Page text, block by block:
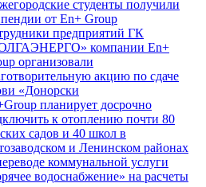
студенты получили
от En+ Group
предприятий ГК
компании En+
организовали
акцию по сдаче
«Донорски
планирует досрочно
к отоплению почти 80
садов и 40 школ в
и Ленинском районах
коммунальной услуги
водоснабжение» на расчеты